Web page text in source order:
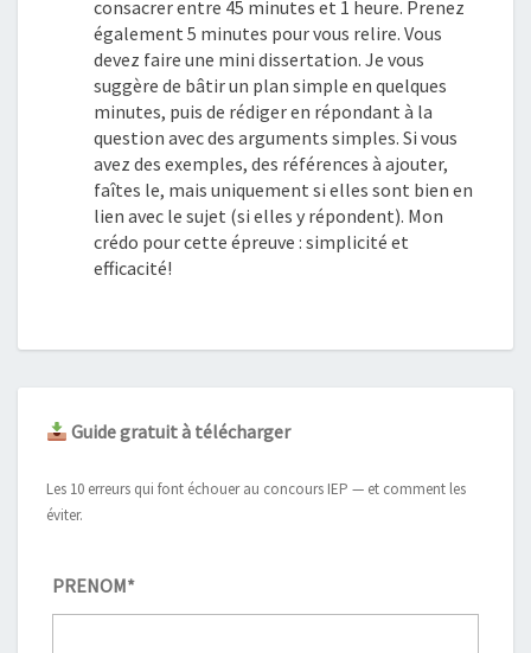
consacrer entre 45 minutes et 1 heure. Prenez
également 5 minutes pour vous relire. Vous
devez faire une mini dissertation. Je vous
suggère de bâtir un plan simple en quelques
minutes, puis de rédiger en répondant à la
question avec des arguments simples. Si vous
avez des exemples, des références à ajouter,
faîtes le, mais uniquement si elles sont bien en
lien avec le sujet (si elles y répondent). Mon
crédo pour cette épreuve : simplicité et
efficacité!
Guide gratuit à télécharger
Les 10 erreurs qui font échouer au concours IEP — et comment les
éviter.
PRENOM*